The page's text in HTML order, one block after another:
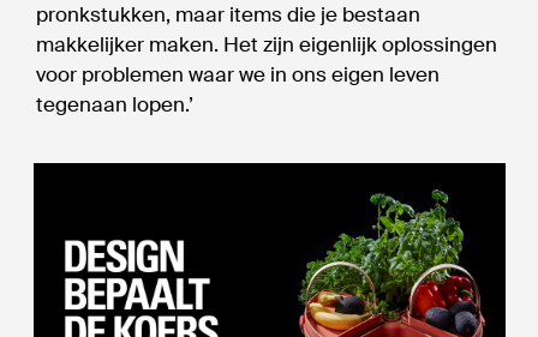
pronkstukken, maar items die je bestaan
makkelijker maken. Het zijn eigenlijk oplossingen
voor problemen waar we in ons eigen leven
tegenaan lopen.’